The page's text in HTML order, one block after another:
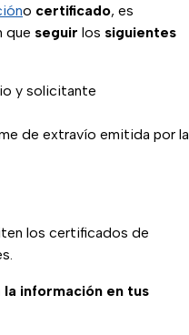
o certificado, es
que seguir los siguientes
y solicitante
de extravío emitida por la
los certificados de
la información en tus